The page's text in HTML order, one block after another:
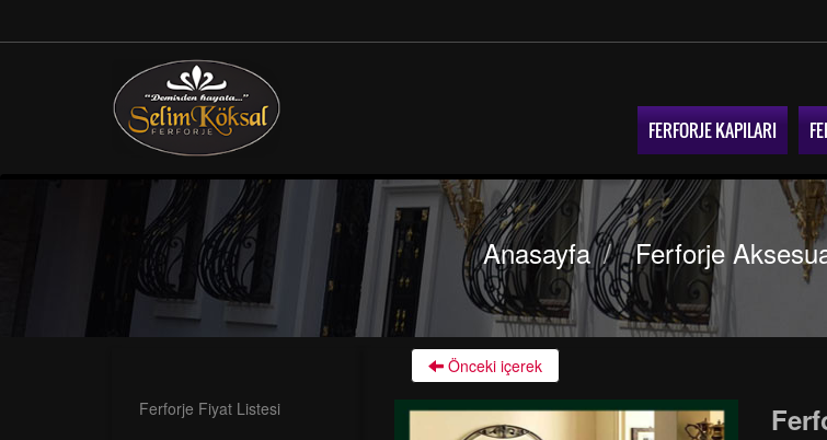
FERFORJE KAPILARI
Anasayfa / Ferforje
Ferforje Fiyat Listesi
Önceki içerek